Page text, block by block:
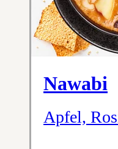
Nawabi
Apfel,